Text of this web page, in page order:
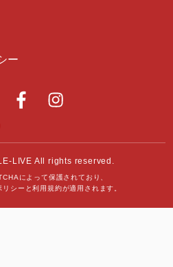
ー
Twitter Facebook
LIVE All rights reserved.
によって保護されており、
リシー と利用規約が適用されます。